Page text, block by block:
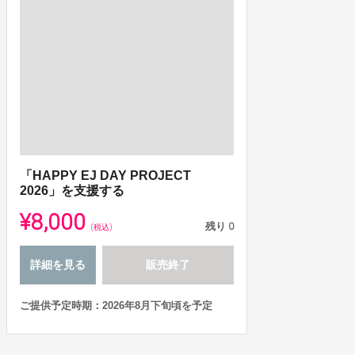
「HAPPY EJ DAY PROJECT
2026」を支援する
¥8,000 (税込) 残り 0
詳細を見る 販売終了
ご提供予定時期：2026年8月下旬頃を予定